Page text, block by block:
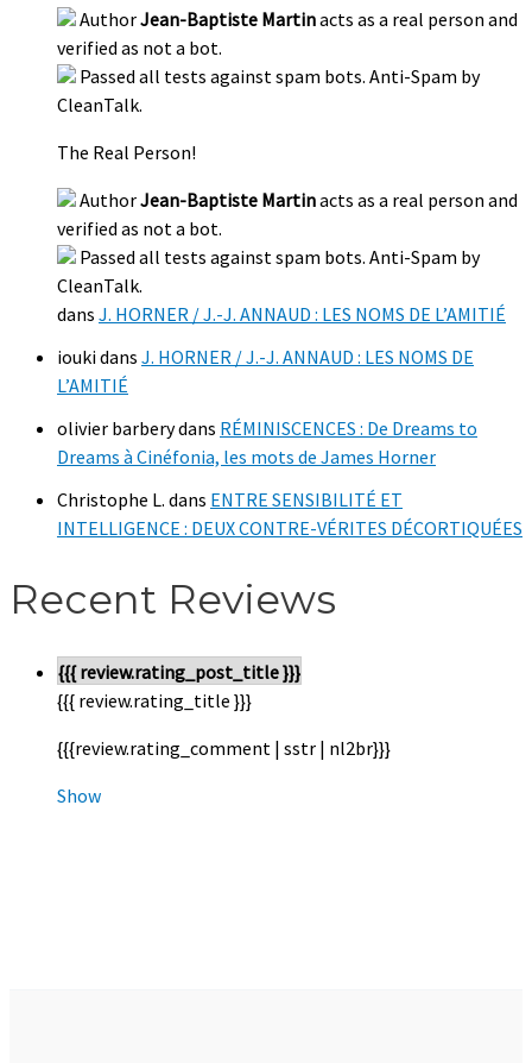
AuthorJean-Baptiste Martinacts as a real person and
verified as not a bot.
Passed all tests against spam bots. Anti-Spam by
CleanTalk.
The Real Person!
AuthorJean-Baptiste Martinacts as a real person and
verified as not a bot.
Passed all tests against spam bots. Anti-Spam by
CleanTalk.
dans J. HORNER / J.-J. ANNAUD : LES NOMS DE L’AMITIÉ
ioukidans J. HORNER / J.-J. ANNAUD : LES NOMS DE
L’AMITIÉ
olivier barberydans RÉMINISCENCES : De Dreams to
Dreams à Cinéfonia, les mots de James Horner
Christophe L. dans ENTRE SENSIBILITÉ ET
INTELLIGENCE : DEUX CONTRE-VÉRITES DÉCORTIQUÉES
Recent Reviews
{{{ review.rating_post_title }}}
{{{ review.rating_title }}}
{{{review.rating_comment | sstr | nl2br}}}
Show